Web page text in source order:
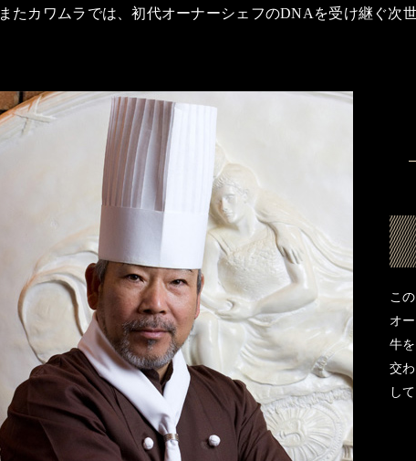
またカワムラでは、初代オーナーシェフのDNAを受け継ぐ次
こ
オ
牛
交
し